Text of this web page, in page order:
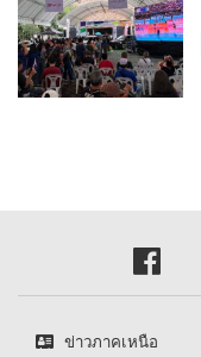
ข่าวภาคเหนือ